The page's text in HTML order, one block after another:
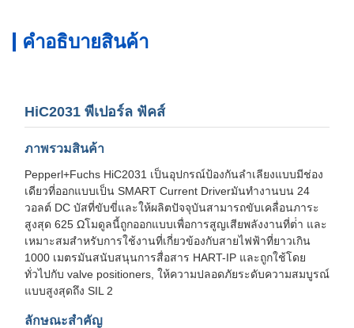
คําอธิบายสินค้า
HiC2031 พีเปอร์ล ฟัคส์
ภาพรวมสินค้า
Pepperl+Fuchs HiC2031 เป็นอุปกรณ์ป้องกันลําเลียงแบบมีช่อง
เดียวที่ออกแบบเป็น SMART Current Driverมันทํางานบน 24
วอลต์ DC บัสที่ขับขี่และให้ผลิตปัจจุบันสามารถขับเคลื่อนภาระ
สูงสุด 625 Ωโมดูลนี้ถูกออกแบบเพื่อการสูญเสียพลังงานที่ต่ํา และ
เหมาะสมสําหรับการใช้งานที่เกี่ยวข้องกับสายไฟฟ้าที่ยาวเกิน
1000 เมตรมันสนับสนุนการสื่อสาร HART-IP และถูกใช้โดย
ทั่วไปกับ valve positioners, ให้ความปลอดภัยระดับความสมบูรณ์
แบบสูงสุดถึง SIL 2
ลักษณะสําคัญ